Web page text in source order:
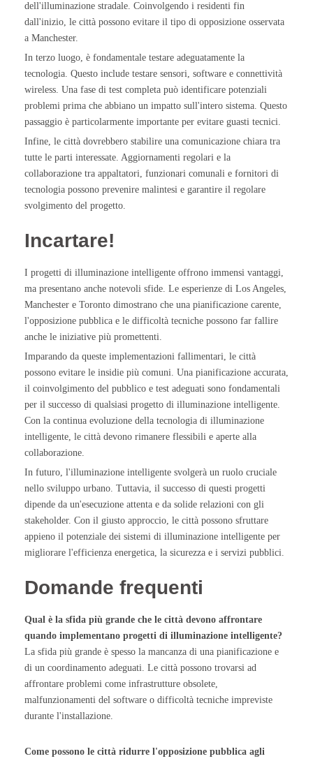
dell'illuminazione stradale. Coinvolgendo i residenti fin
dall'inizio, le città possono evitare il tipo di opposizione osservata
a Manchester.
In terzo luogo, è fondamentale testare adeguatamente la
tecnologia. Questo include testare sensori, software e connettività
wireless. Una fase di test completa può identificare potenziali
problemi prima che abbiano un impatto sull'intero sistema. Questo
passaggio è particolarmente importante per evitare guasti tecnici.
Infine, le città dovrebbero stabilire una comunicazione chiara tra
tutte le parti interessate. Aggiornamenti regolari e la
collaborazione tra appaltatori, funzionari comunali e fornitori di
tecnologia possono prevenire malintesi e garantire il regolare
svolgimento del progetto.
Incartare!
I progetti di illuminazione intelligente offrono immensi vantaggi,
ma presentano anche notevoli sfide. Le esperienze di Los Angeles,
Manchester e Toronto dimostrano che una pianificazione carente,
l'opposizione pubblica e le difficoltà tecniche possono far fallire
anche le iniziative più promettenti.
Imparando da queste implementazioni fallimentari, le città
possono evitare le insidie più comuni. Una pianificazione accurata,
il coinvolgimento del pubblico e test adeguati sono fondamentali
per il successo di qualsiasi progetto di illuminazione intelligente.
Con la continua evoluzione della tecnologia di illuminazione
intelligente, le città devono rimanere flessibili e aperte alla
collaborazione.
In futuro, l'illuminazione intelligente svolgerà un ruolo cruciale
nello sviluppo urbano. Tuttavia, il successo di questi progetti
dipende da un'esecuzione attenta e da solide relazioni con gli
stakeholder. Con il giusto approccio, le città possono sfruttare
appieno il potenziale dei sistemi di illuminazione intelligente per
migliorare l'efficienza energetica, la sicurezza e i servizi pubblici.
Domande frequenti
Qual è la sfida più grande che le città devono affrontare
quando implementano progetti di illuminazione intelligente?
La sfida più grande è spesso la mancanza di una pianificazione e
di un coordinamento adeguati. Le città possono trovarsi ad
affrontare problemi come infrastrutture obsolete,
malfunzionamenti del software o difficoltà tecniche impreviste
durante l'installazione.
Come possono le città ridurre l'opposizione pubblica agli